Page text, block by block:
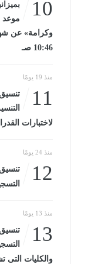
10
موعد
10:46 صـ
منذ 19 يومًا
11
لاختبارات
منذ 24 يومًا
12
منذ 13 يومًا
13
والكليات التى